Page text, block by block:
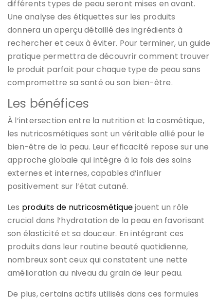
différents types de peau seront mises en avant.
Une analyse des étiquettes sur les produits
donnera un aperçu détaillé des ingrédients à
rechercher et ceux à éviter. Pour terminer, un guide
pratique permettra de découvrir comment trouver
le produit parfait pour chaque type de peau sans
compromettre sa santé ou son bien-être.
Les bénéfices
À l’intersection entre la nutrition et la cosmétique,
les nutricosmétiques sont un véritable allié pour le
bien-être de la peau. Leur efficacité repose sur une
approche globale qui intègre à la fois des soins
externes et internes, capables d’influer
positivement sur l’état cutané.
Les produits de nutricosmétiquejouent un rôle
crucial dans l’hydratation de la peau en favorisant
son élasticité et sa douceur. En intégrant ces
produits dans leur routine beauté quotidienne,
nombreux sont ceux qui constatent une nette
amélioration au niveau du grain de leur peau.
De plus, certains actifs utilisés dans ces formules